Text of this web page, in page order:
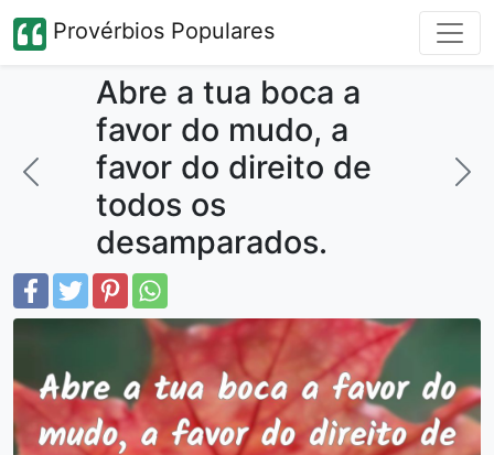
Provérbios Populares
Abre a tua boca a
favor do mudo, a
favor do direito de
todos os
desamparados.